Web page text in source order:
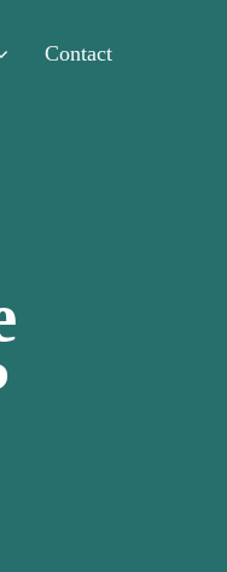
Contact